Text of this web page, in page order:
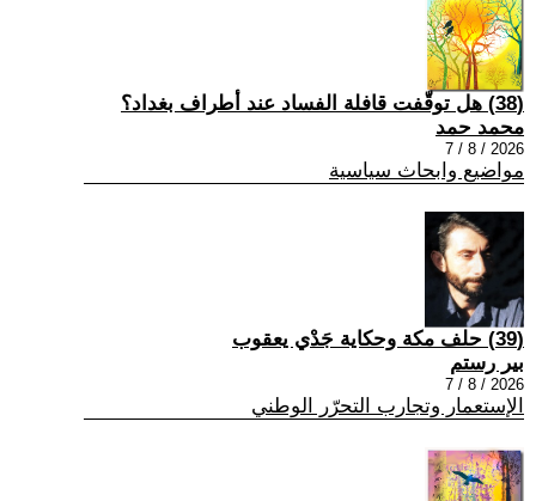
(38) هل توقّفت قافلة الفساد عند أطراف بغداد؟
محمد حمد
2026 / 8 / 7
مواضيع وابحاث سياسية
(39) حلف مكة وحكاية جَدْي يعقوب
بير رستم
2026 / 8 / 7
الإستعمار وتجارب التحرّر الوطني